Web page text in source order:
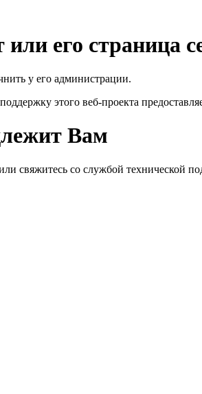
или его страница
у его администрации.
этого веб-проекта
Вам
свяжитесь со службой технической